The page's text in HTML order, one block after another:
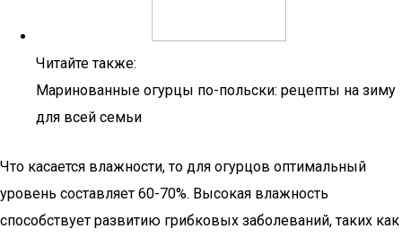
Читайте также:
Маринованные огурцы по-польски: рецепты на зиму
для всей семьи
Что касается влажности, то для огурцов оптимальный
уровень составляет 60-70%. Высокая влажность
способствует развитию грибковых заболеваний, таких как